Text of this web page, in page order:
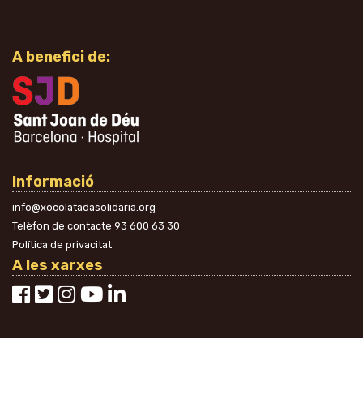
A benefici de:
Informació
info@xocolatadasolidaria.org
Telèfon de contacte 93 600 63 30
Política de privacitat
A les xarxes